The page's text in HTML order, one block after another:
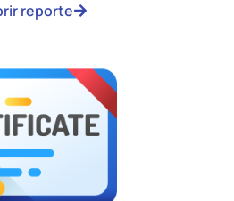
reporte